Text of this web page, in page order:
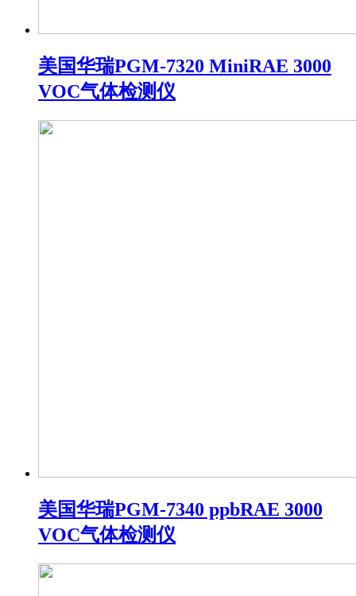
美国华瑞PGM-7320 MiniRAE 3000
VOC气体检测仪
美国华瑞PGM-7340 ppbRAE 3000
VOC气体检测仪